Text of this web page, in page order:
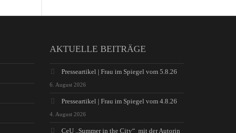
AKTUELLE BEITRÄGE
Presseartikel | Frau im Spiegel vom 5.8.26
6. August 2026
Presseartikel | Frau im Spiegel vom 4.8.26
4. August 2026
CeU „Summer in the City“ mit der Autorin